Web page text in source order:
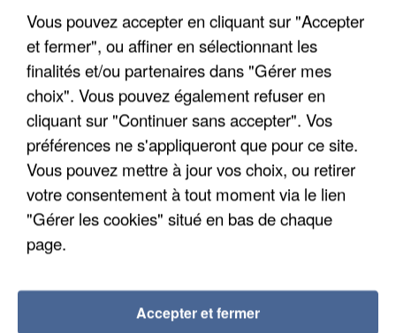
UN SECOND CADRE DE LA DZ MAFIA
INTERPELLÉ EN ALGÉRIE
Vous pouvez accepter en cliquant sur "Accepter
et fermer", ou affiner en sélectionnant les
finalités et/ou partenaires dans "Gérer mes
choix". Vous pouvez également refuser en
cliquant sur "Continuer sans accepter". Vos
préférences ne s'appliqueront que pour ce site.
Vous pouvez mettre à jour vos choix, ou retirer
votre consentement à tout moment via le lien
"Gérer les cookies" situé en bas de chaque
page.
Accepter et fermer